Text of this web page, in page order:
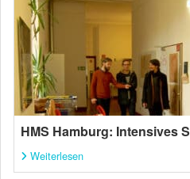
HMS Hamburg: Intensives
Weiterlesen